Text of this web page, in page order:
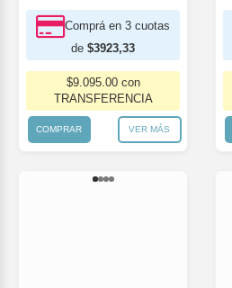
Comprá en 3 cuotas
de $3923,33
$9.095.00 con
TRANSFERENCIA
COMPRAR VER MÁS